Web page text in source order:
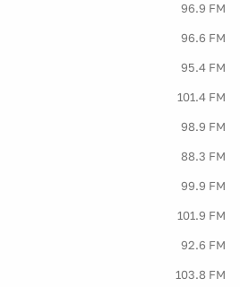
96.9 FM
96.6 FM
95.4 FM
101.4 FM
98.9 FM
88.3 FM
99.9 FM
101.9 FM
92.6 FM
103.8 FM